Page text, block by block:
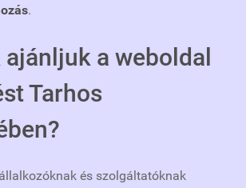
.
a weboldal
Tarhos
és szolgáltatóknak